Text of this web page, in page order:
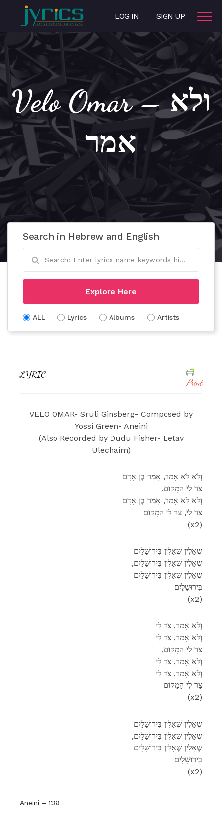
LOG IN SIGN UP
Velo Omar – ולא
אמר
Search in Hebrew and English
Explore Here
ALL Lyrics Albums Artists
LYRIC
Print
VELO OMAR- Sruli Ginsberg- Composed by
Yossi Green- Aneini
(Also Recorded by Dudu Fisher- Letav
Ulechaim)
וְלֹא לֹא אָמַר, אָמַר בֶּן אָדָם
,צַר לִי הַמָקוֹם
וְלֹא לֹא אָמַר, אָמַר בֶּן אָדָם
צַר לִי, צַר לִי הַמָקוֹם
(x2)
שֶׁאָלִין שֶׁאָלִין בִּירוּשָׁלָיִם
,שֶׁאָלִין שֶׁאָלִין בִּירוּשָׁלָיִם
שֶׁאָלִין שֶׁאָלִין בִּירוּשָׁלָיִם
בִּירוּשָׁלָיִם
(x2)
וְלֹא אָמַר, צַר לִי
וְלֹא אָמַר, צַר לִי
,צַר לִי הַמָקוֹם
וְלֹא אָמַר, צַר לִי
וְלֹא אָמַר, צַר לִי
צַר לִי הַמָקוֹם
(x2)
שֶׁאָלִין שֶׁאָלִין בִּירוּשָׁלָיִם
,שֶׁאָלִין שֶׁאָלִין בִּירוּשָׁלָיִם
שֶׁאָלִין שֶׁאָלִין בִּירוּשָׁלָיִם
בִּירוּשָׁלָיִם
(x2)
Aneini – עננו